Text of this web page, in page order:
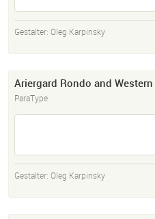
Gestalter: Oleg Karpinsky
Ariergard Rondo and Western
ParaType
Gestalter: Oleg Karpinsky